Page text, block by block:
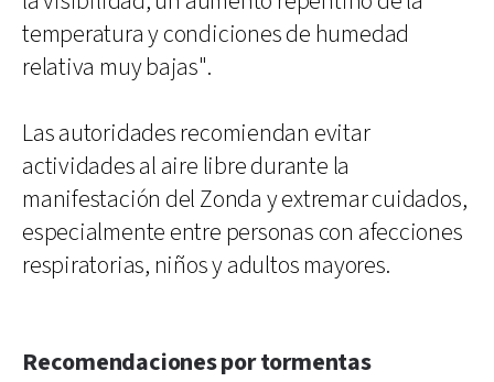
temperatura y condiciones de humedad
relativa muy bajas".
Las autoridades recomiendan evitar
actividades al aire libre durante la
manifestación del Zonda y extremar cuidados,
especialmente entre personas con afecciones
respiratorias, niños y adultos mayores.
Recomendaciones por tormentas